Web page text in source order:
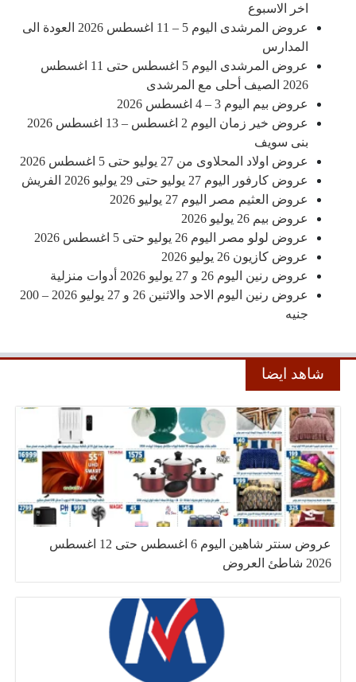
اخر الاسبوع
عروض المرشدى اليوم 5 – 11 اغسطس 2026 العودة الى
المدارس
عروض المرشدى اليوم 5 اغسطس حتى 11 اغسطس
2026 الصيف أحلى مع المرشدى
عروض بيم اليوم 3 – 4 اغسطس 2026
عروض خير زمان اليوم 2 اغسطس – 13 اغسطس 2026
بنى سويف
عروض اولاد المحلاوى من 27 يوليو حتى 5 اغسطس 2026
عروض كارفور اليوم 27 يوليو حتى 29 يوليو 2026 الفريش
عروض العثيم مصر اليوم 27 يوليو 2026
عروض بيم 26 يوليو 2026
عروض لولو مصر اليوم 26 يوليو حتى 5 اغسطس 2026
عروض كازيون 26 يوليو 2026
عروض رنين اليوم 26 و 27 يوليو 2026 أدوات منزلية
عروض رنين اليوم الاحد والاثنين 26 و 27 يوليو 2026 – 200
جنيه
شاهد ايضا
عروض سنتر شاهين اليوم 6 اغسطس حتى 12 اغسطس
2026 شاطئ العروض